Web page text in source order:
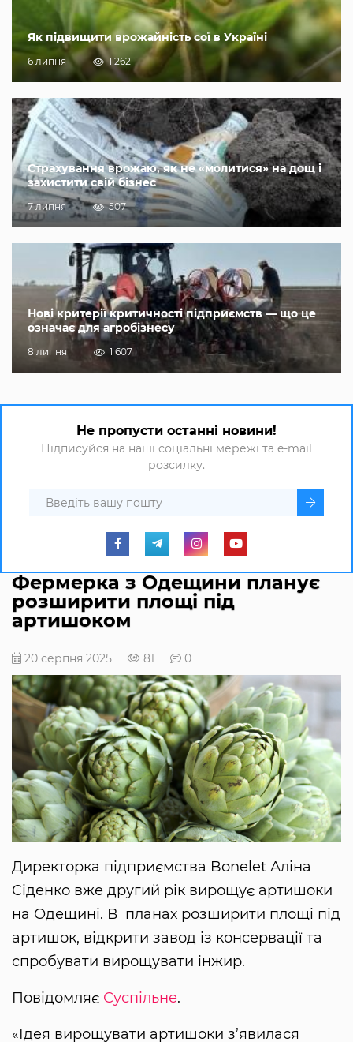
Як підвищити врожайність сої в Україні
6 липня 1 262
Страхування врожаю, як не «молитися» на дощ і
захистити свій бізнес
7 липня 507
Нові критерії критичності підприємств — що це
означає для агробізнесу
8 липня 1 607
Не пропусти останні новини!
Підписуйся на наші соціальні мережі та e-mail
розсилку.
Фермерка з Одещини планує
розширити площі під
артишоком
20 серпня 2025 81 0
Директорка підприємства Bonelet Аліна
Сіденко вже другий рік вирощує артишоки
на Одещині. В планах розширити площі під
артишок, відкрити завод із консервації та
спробувати вирощувати інжир.
Повідомляє Суспільне.
«Ідея вирощувати артишоки з’явилася